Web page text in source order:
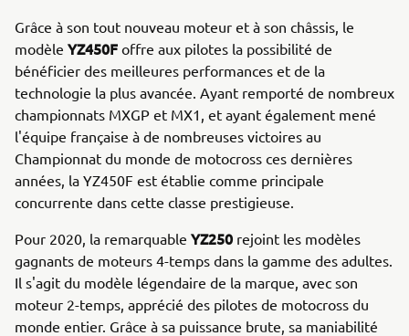
Grâce à son tout nouveau moteur et à son châssis, le
modèle YZ450F offre aux pilotes la possibilité de
bénéficier des meilleures performances et de la
technologie la plus avancée. Ayant remporté de nombreux
championnats MXGP et MX1, et ayant également mené
l'équipe française à de nombreuses victoires au
Championnat du monde de motocross ces dernières
années, la YZ450F est établie comme principale
concurrente dans cette classe prestigieuse.
Pour 2020, la remarquable YZ250 rejoint les modèles
gagnants de moteurs 4-temps dans la gamme des adultes.
Il s'agit du modèle légendaire de la marque, avec son
moteur 2-temps, apprécié des pilotes de motocross du
monde entier. Grâce à sa puissance brute, sa maniabilité